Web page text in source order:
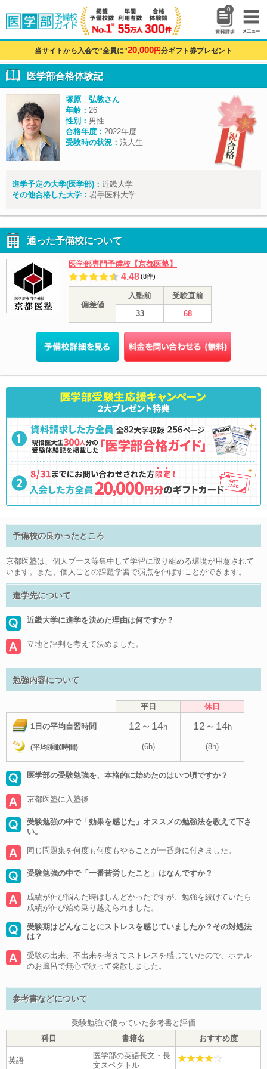
0
当サイトから入会で"全員に"20,000円分ギフト券プレゼント
医学部合格体験記
塚原 弘教さん
年齢： 26
性別： 男性
合格年度： 2022年度
受験時の状況： 浪人生
進学予定の大学(医学部)： 近畿大学
その他合格した大学： 岩手医科大学
通った予備校について
医学部専門予備校【京都医塾】
4.48(8件)
偏差値
入塾前
受験直前
33
68
予備校の良かったところ
京都医塾は、個人ブース等集中して学習に取り組める環境が用意されて
います。また、個人ごとの課題学習で弱点を伸ばすことができます。
進学先について
近畿大学に進学を決めた理由は何ですか？
立地と評判を考えて決めました。
勉強内容について
平日 休日
1日の平均自習時間 12～14h 12～14h
(平均睡眠時間) (6h) (8h)
医学部の受験勉強を、本格的に始めたのはいつ頃ですか？
京都医塾に入塾後
受験勉強の中で「効果を感じた」オススメの勉強法を教えて下さ
い。
同じ問題集を何度も何度もやることが一番身に付きました。
受験勉強の中で「一番苦労したこと」はなんですか？
成績が伸び悩んだ時はしんどかったですが、勉強を続けていたら
成績が伸び始め乗り越えられました。
受験期はどんなことにストレスを感じていましたか？その対処法
は？
受験の出来、不出来を考えてストレスを感じていたので、ホテル
のお風呂で無心で歌って発散しました。
参考書などについて
受験勉強で使っていた参考書と評価
科目
書籍名 おすすめ度
英語
医学部の英語長文・長
文スペクトル